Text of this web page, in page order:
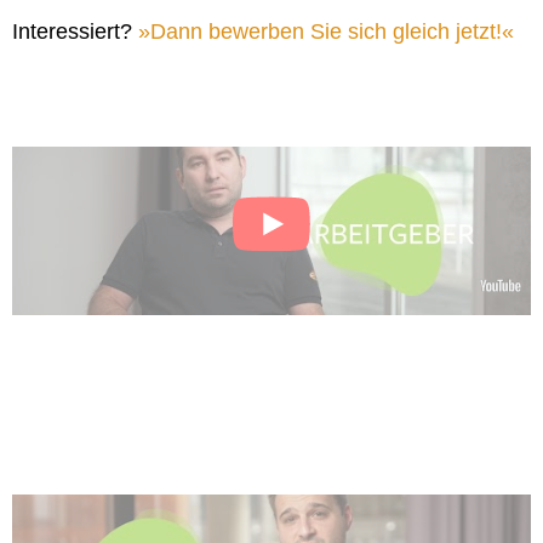
Interessiert? Dann bewerben Sie sich gleich jetzt!